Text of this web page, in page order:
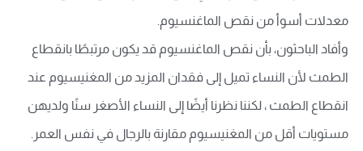
معدلات أسوأ من نقص الماغنسيوم.
وأفاد الباحثون، بأن نقص الماغنسيوم قد يكون مرتبطًا بانقطاع
الطمث لأن النساء تميل إلى فقدان المزيد من المغنيسيوم عند
انقطاع الطمث ، لكننا نظرنا أيضًا إلى النساء الأصغر سنًا ولديهن
مستويات أقل من المغنيسيوم مقارنة بالرجال في نفس العمر.